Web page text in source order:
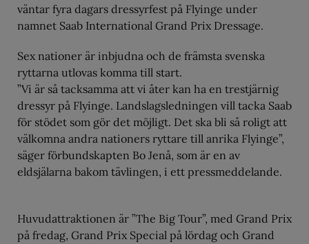
väntar fyra dagars dressyrfest på Flyinge under
namnet Saab International Grand Prix Dressage.
Sex nationer är inbjudna och de främsta svenska
ryttarna utlovas komma till start.
”Vi är så tacksamma att vi åter kan ha en trestjärnig
dressyr på Flyinge. Landslagsledningen vill tacka Saab
för stödet som gör det möjligt. Det ska bli så roligt att
välkomna andra nationers ryttare till anrika Flyinge”,
säger förbundskapten Bo Jenå, som är en av
eldsjälarna bakom tävlingen, i ett pressmeddelande.
Huvudattraktionen är ”The Big Tour”, med Grand Prix
på fredag, Grand Prix Special på lördag och Grand